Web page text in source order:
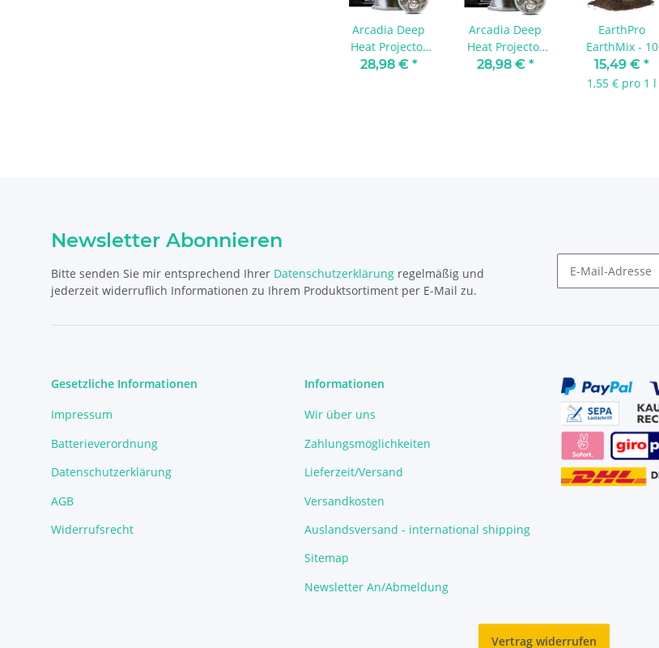
Arcadia Deep
Heat Projector
50 Watt
28,98 € *
Arcadia Deep
Heat Projector
80 Watt
28,98 € *
EarthPro
EarthMix - 10
Liter
15,49 € *
1,55 € pro 1 l
Newsletter Abonnieren
Bitte senden Sie mir entsprechend Ihrer Datenschutzerklärung regelmäßig und
jederzeit widerruflich Informationen zu Ihrem Produktsortiment per E-Mail zu.
Gesetzliche Informationen
Impressum
Batterieverordnung
Datenschutzerklärung
AGB
Widerrufsrecht
Informationen
Wir über uns
Zahlungsmöglichkeiten
Lieferzeit/Versand
Versandkosten
Auslandsversand - international shipping
Sitemap
Newsletter An/Abmeldung
Vertrag widerrufen